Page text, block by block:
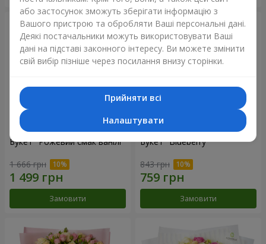
Букет "Рожевий смак ванілі"
1 666 грн
Замовити
Букет "Blueberry"
843 грн
Замовити
або застосунок зможуть зберігати інформацію з
Вашого пристрою та обробляти Ваші персональні дані.
Деякі постачальники можуть використовувати Ваші
дані на підставі законного інтересу. Ви можете змінити
свій вибір пізніше через посилання внизу сторінки.
Прийняти всі
Налаштувати